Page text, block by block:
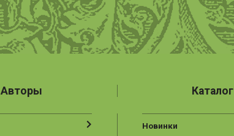
Авторы Каталог
Новинки